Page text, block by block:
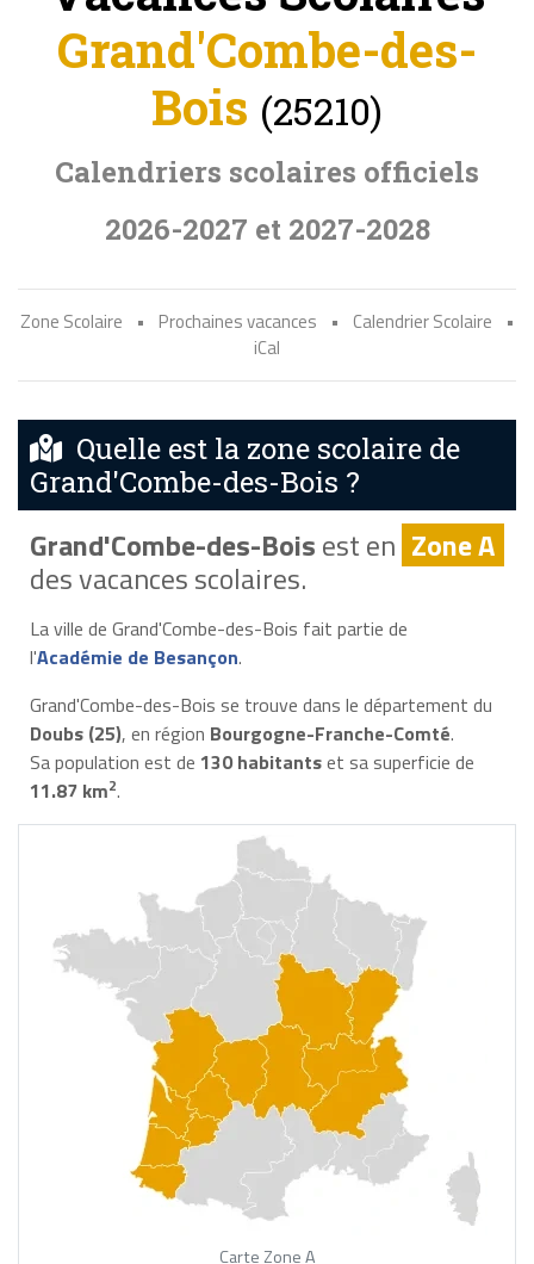
Grand'Combe-des-
Bois (25210)
Calendriers scolaires officiels
2026-2027 et 2027-2028
Zone Scolaire • Prochaines vacances • Calendrier Scolaire
•
iCal
Quelle est la zone scolaire de
Grand'Combe-des-Bois ?
Grand'Combe-des-Boisest en Zone A
des vacances scolaires.
La ville de Grand'Combe-des-Bois fait partie de
l'Académie de Besançon.
Grand'Combe-des-Bois se trouve dans le département du
Doubs (25), en région Bourgogne-Franche-Comté.
Sa population est de 130 habitantset sa superficie de
11.87 km2.
Carte Zone A